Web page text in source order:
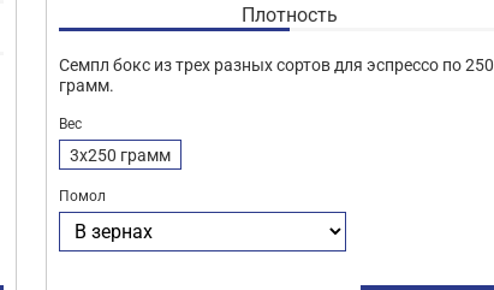
Плотность
Семпл бокс из трех разных сортов для эспрессо по 250
грамм.
Вес
3x250 грамм
Помол